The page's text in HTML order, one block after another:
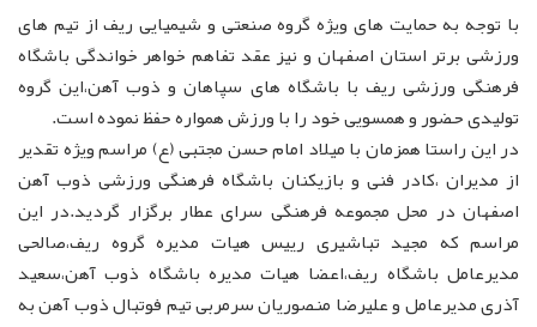
با توجه به حمایت های ویژه گروه صنعتی و شیمیایی ریف از تیم های
ورزشی برتر استان اصفهان و نیز عقد تفاهم خواهر خواندگی باشگاه
فرهنگی ورزشی ریف با باشگاه های سپاهان و ذوب آهن،این گروه
تولیدی حضور و همسویی خود را با ورزش همواره حفظ نموده است.
در این راستا همزمان با میلاد امام حسن مجتبی (ع) مراسم ویژه تقدیر
از مدیران ،کادر فنی و بازیکنان باشگاه فرهنگی ورزشی ذوب آهن
اصفهان در محل مجموعه فرهنگی سرای عطار برگزار گردید.در این
مراسم که مجید تباشیری رییس هیات مدیره گروه ریف،صالحی
مدیرعامل باشگاه ریف،اعضا هیات مدیره باشگاه ذوب آهن،سعید
آذری مدیرعامل و علیرضا منصوریان سرمربی تیم فوتبال ذوب آهن به